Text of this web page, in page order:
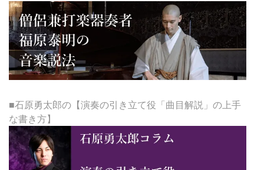
■石原勇太郎の【演奏の引き立て役「曲目解説」の上手
な書き方】